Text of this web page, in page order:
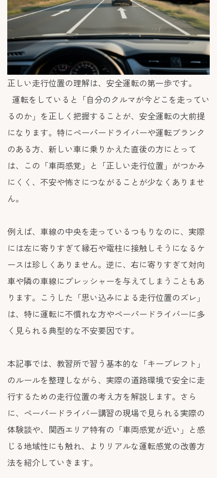
正しい走行位置の理解は、安全運転の第一歩です。
運転をしていると「自分のクルマが今どこを走ってい
るのか」を正しく把握することが、安全運転の大前提
になります。特にペーパードライバーや運転ブランク
のある方、新しい車に乗りかえた直後の方にとって
は、この「車両感覚」と「正しい走行位置」がつかみ
にくく、不安や怖さにつながることが少なくありませ
ん。
例えば、車線の中央を走っているつもりなのに、実際
には左に寄りすぎて縁石や電柱に接触しそうになるケ
ースは珍しくありません。逆に、右に寄りすぎて対向
車や隣の車線にプレッシャーを与えてしまうこともあ
ります。こうした「思い込みによる走行位置のズレ」
は、特に運転に不慣れな方やペーパードライバーに多
く見られる典型的な不安要因です。
本記事では、教習所で習う基本的な「キープレフト」
のルールを整理しながら、実際の道路環境で安全に走
行するための走行位置の考え方を解説します。さら
に、ペーパードライバー講習の現場で見られる実際の
体験談や、関西エリア特有の「車両感覚が近い」と感
じる地域性にも触れ、よりリアルな運転感覚の改善方
法を紹介していきます。